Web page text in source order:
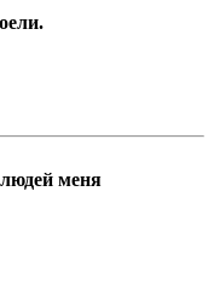
людей меня